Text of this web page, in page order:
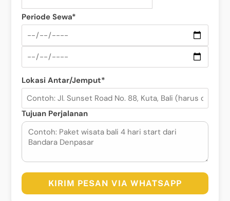
Periode Sewa*
Lokasi Antar/Jemput*
Tujuan Perjalanan
KIRIM PESAN VIA WHATSAPP